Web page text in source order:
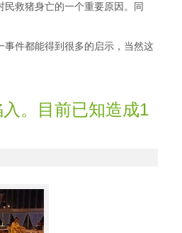
救猪身亡的一个重要原因。同
件都能得到很多的启示，当然这
。目前已知造成1